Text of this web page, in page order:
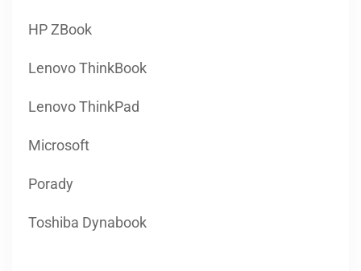
HP ZBook
Lenovo ThinkBook
Lenovo ThinkPad
Microsoft
Porady
Toshiba Dynabook